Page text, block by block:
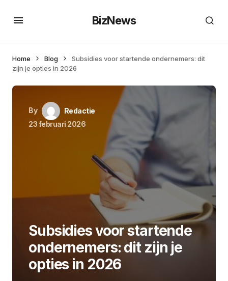
BizNews
Home Blog
Subsidies voor startende ondernemers: dit
zijn je opties in 2026
By
Redactie
23 februari 2026
Subsidies voor startende
ondernemers: dit zijn je
opties in 2026